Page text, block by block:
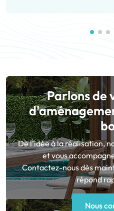
Parlons de
De l’idée à la réalisation,
et vous
Contactez-nous dès
répond
Nous